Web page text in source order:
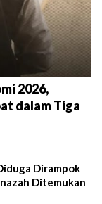
2026,
dalam Tiga
Dirampok
Ditemukan